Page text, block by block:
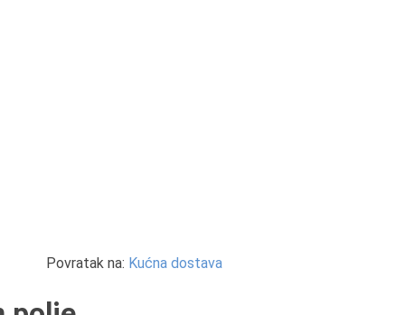
Povratak na: Kućna dostava